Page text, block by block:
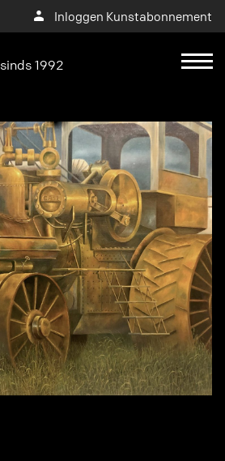
Inloggen Kunstabonnement
sinds 1992